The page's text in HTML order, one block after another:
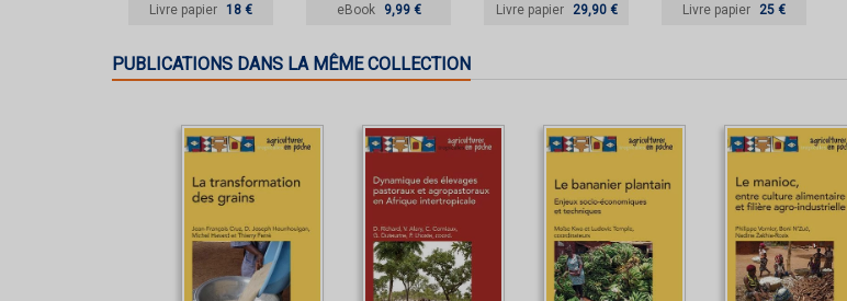
Livre papier 18 €
eBook
9,99 € Livre papier 29,90 € Livre papier 25 €
PUBLICATIONS DANS LA MÊME COLLECTION